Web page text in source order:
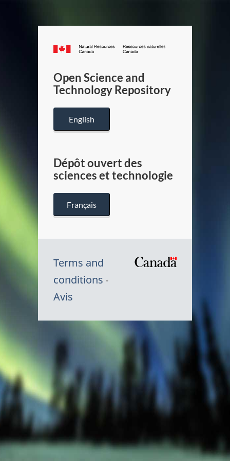
Canada.ca
/
Canada
Open Science and
Technology Repository
English
Dépôt ouvert des
sciences et technologie
Français
Terms and
conditions
Avis
Canada